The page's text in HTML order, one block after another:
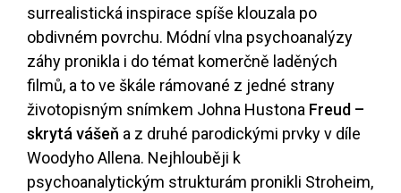
surrealistická inspirace spíše klouzala po
obdivném povrchu. Módní vlna psychoanalýzy
záhy pronikla i do témat komerčně laděných
filmů, a to ve škále rámované z jedné strany
životopisným snímkem Johna Hustona Freud –
skrytá vášeň a z druhé parodickými prvky v díle
Woodyho Allena. Nejhlouběji k
psychoanalytickým strukturám pronikli Stroheim,